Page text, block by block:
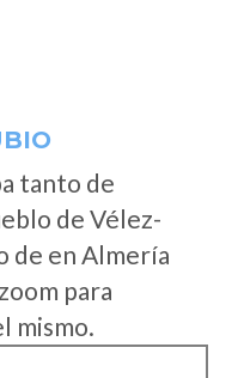
tanto de
de Vélez-
de en Almería
para
mismo.